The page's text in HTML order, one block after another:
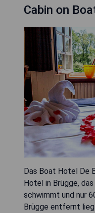
Cabin on
Das Boat Hotel De
Hotel in Brügge,
schwimmt und nur
Brügge entfernt